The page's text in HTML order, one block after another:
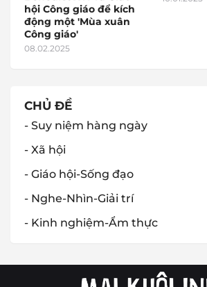
hội Công giáo để kích
động một 'Mùa xuân
Công giáo'
08.02.2025
CHỦ ĐỀ
- Suy niệm hàng ngày
- Xã hội
- Giáo hội-Sống đạo
- Nghe-Nhìn-Giải trí
- Kinh nghiệm-Ẩm thực